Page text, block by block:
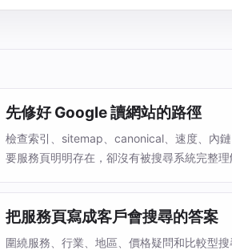
先修好 Google 讀網站的路徑
檢查索引、sitemap、canonical、速度、內
要服務頁明明存在，卻沒有被搜尋系統完整理
把服務頁寫成客戶會搜尋的答案
圍繞服務、行業、地區、價格疑問和比較型